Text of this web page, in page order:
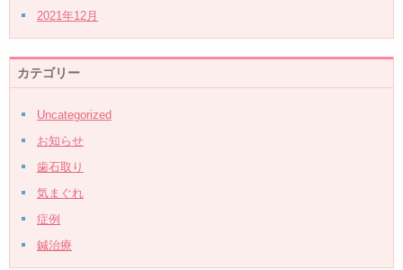
2021年12月
カテゴリー
Uncategorized
お知らせ
歯石取り
気まぐれ
症例
鍼治療